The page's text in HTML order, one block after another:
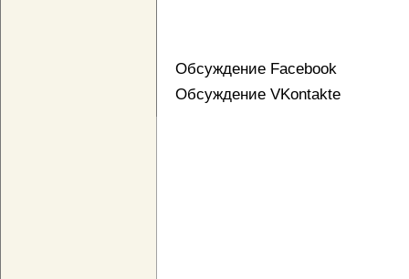
Обсуждение Facebook
Обсуждение VKontakte